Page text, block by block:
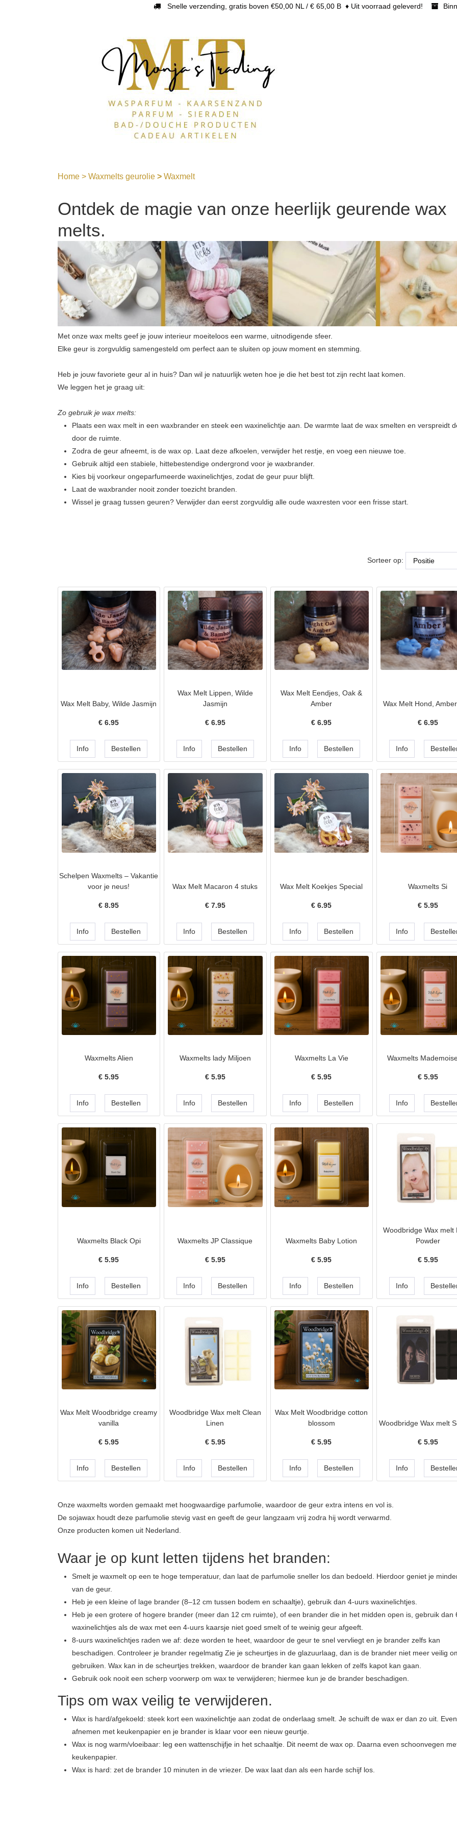
Snelle verzending, gratis boven €50,00 NL / € 65,00 B ♦ Uit voorraad geleverd!
Home > Waxmelts geurolie > Waxmelt
Ontdek de magie van onze heerlijk geurende wax
melts.
Met onze wax melts geef je jouw interieur moeiteloos een warme, uitnodigende sfeer.
Elke geur is zorgvuldig samengesteld om perfect aan te sluiten op jouw moment en stemming.
Heb je jouw favoriete geur al in huis? Dan wil je natuurlijk weten hoe je die het best tot zijn recht laat komen.
We leggen het je graag uit:
Zo gebruik je wax melts:
Plaats een wax melt in een waxbrander en steek een waxinelichtje aan. De warmte laat de wax smelten en verspreidt
door de ruimte.
Zodra de geur afneemt, is de wax op. Laat deze afkoelen, verwijder het restje, en voeg een nieuwe toe.
Gebruik altijd een stabiele, hittebestendige ondergrond voor je waxbrander.
Kies bij voorkeur ongeparfumeerde waxinelichtjes, zodat de geur puur blijft.
Laat de waxbrander nooit zonder toezicht branden.
Wissel je graag tussen geuren? Verwijder dan eerst zorgvuldig alle oude waxresten voor een frisse start.
Sorteer op:
Wax Melt Baby, Wilde Jasmijn
€6.95
Wax Melt Lippen, Wilde
Jasmijn
€ 6.95
Wax Melt Eendjes, Oak &
Amber
€6.95
Wax Melt Hond,
€ 6.95
Schelpen Waxmelts – Vakantie
voor je neus!
€8.95
Wax Melt Macaron 4 stuks
€ 7.95
Wax Melt Koekjes Special
€6.95
Waxmelts Si
€ 5.95
Waxmelts Alien
€5.95
Waxmelts lady Miljoen
€ 5.95
Waxmelts La Vie
€5.95
Waxmelts
€ 5.95
Waxmelts Black Opi
€5.95
Waxmelts JP Classique
€ 5.95
Waxmelts Baby Lotion
€5.95
Woodbridge Wax melt
Powder
€ 5.95
Wax Melt Woodbridge creamy
vanilla
€5.95
Woodbridge Wax melt Clean
Linen
€ 5.95
Wax Melt Woodbridge cotton
blossom
€5.95
Woodbridge Wax melt
€ 5.95
Onze waxmelts worden gemaakt met hoogwaardige parfumolie, waardoor de geur extra intens en vol is.
De sojawax houdt deze parfumolie stevig vast en geeft de geur langzaam vrij zodra hij wordt verwarmd.
Onze producten komen uit Nederland.
Waar je op kunt letten tijdens het branden:
Smelt je waxmelt op een te hoge temperatuur, dan laat de parfumolie sneller los dan bedoeld. Hierdoor geniet je
van de geur.
Heb je een kleine of lage brander (8–12 cm tussen bodem en schaaltje), gebruik dan 4-uurs waxinelichtjes.
Heb je een grotere of hogere brander (meer dan 12 cm ruimte), of een brander die in het midden open is, gebruik dan
waxinelichtjes als de wax met een 4-uurs kaarsje niet goed smelt of te weinig geur afgeeft.
8-uurs waxinelichtjes raden we af: deze worden te heet, waardoor de geur te snel vervliegt en je brander zelfs kan
beschadigen. Controleer je brander regelmatig Zie je scheurtjes in de glazuurlaag, dan is de brander niet meer veilig
gebruiken. Wax kan in de scheurtjes trekken, waardoor de brander kan gaan lekken of zelfs kapot kan gaan.
Gebruik ook nooit een scherp voorwerp om wax te verwijderen; hiermee kun je de brander beschadigen.
Tips om wax veilig te verwijderen.
Wax is hard/afgekoeld: steek kort een waxinelichtje aan zodat de onderlaag smelt. Je schuift de wax er dan zo uit. Even
afnemen met keukenpapier en je brander is klaar voor een nieuw geurtje.
Wax is nog warm/vloeibaar: leg een wattenschijfje in het schaaltje. Dit neemt de wax op. Daarna even schoonvegen
keukenpapier.
Wax is hard: zet de brander 10 minuten in de vriezer. De wax laat dan als een harde schijf los.